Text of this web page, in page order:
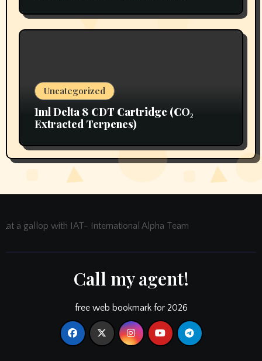
Uncategorized
1ml Delta 8 CDT Cartridge (CO₂
Extracted Terpenes)
at a gallop with IAT- International Alpha Team
Call my agent!
free web bookmark for 2026